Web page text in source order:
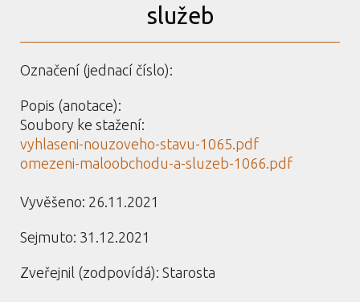
služeb
Označení (jednací číslo):
Popis (anotace):
Soubory ke stažení:
vyhlaseni-nouzoveho-stavu-1065.pdf
omezeni-maloobchodu-a-sluzeb-1066.pdf
Vyvěšeno: 26.11.2021
Sejmuto: 31.12.2021
Zveřejnil (zodpovídá): Starosta